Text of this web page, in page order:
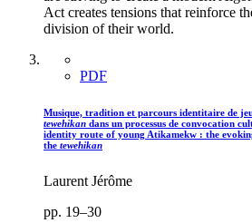
Act creates tensions that reinforce
division of their world.
PDF
Musique, tradition et parcours identitaire de
tewehikan dans un processus de convocation
identity route of young Atikamekw : the
the tewehikan
Laurent Jérôme
pp. 19–30